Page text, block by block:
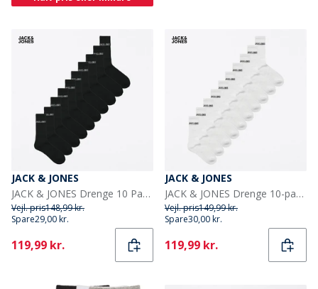
JACK & JONES
JACK & JONES Drenge 10 Par Regn Tennissokker Sorte
Vejl. pris148,99 kr.
Spare29,00 kr.
Current
119,99 kr.
JACK & JONES
JACK & JONES Drenge 10-pak Regen Tennissokker Hvid
Vejl. pris149,99 kr.
Spare30,00 kr.
Current
119,99 kr.